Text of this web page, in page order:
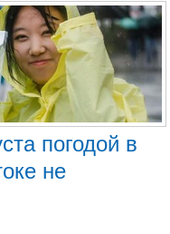
погодой в
не